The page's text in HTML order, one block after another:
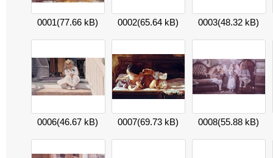
0001(77.66 kB) 0002(65.64 kB) 0003(48.32 kB)
0006(46.67 kB) 0007(69.73 kB) 0008(55.88 kB)